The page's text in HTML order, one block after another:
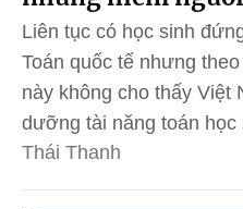
Liên tục có học sinh
Toán quốc tế nhưng
này không cho thấy Việt
dưỡng tài năng toán học
Thái Thanh